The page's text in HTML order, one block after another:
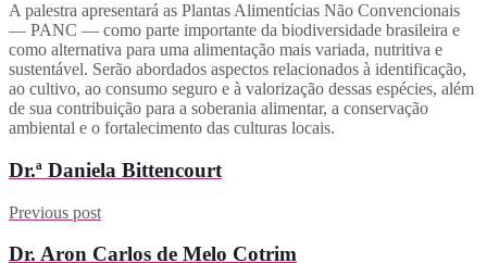
A palestra apresentará as Plantas Alimentícias Não Convencionais
— PANC — como parte importante da biodiversidade brasileira e
como alternativa para uma alimentação mais variada, nutritiva e
sustentável. Serão abordados aspectos relacionados à identificação,
ao cultivo, ao consumo seguro e à valorização dessas espécies, além
de sua contribuição para a soberania alimentar, a conservação
ambiental e o fortalecimento das culturas locais.
Dr.ª Daniela Bittencourt
Previous post
Dr. Aron Carlos de Melo Cotrim